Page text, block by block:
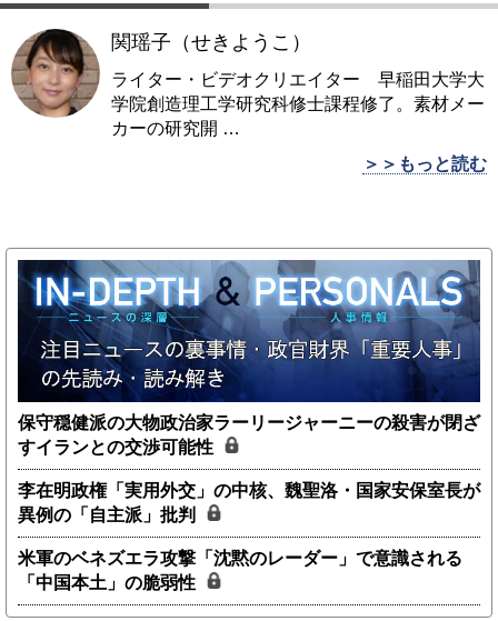
関瑶子（せきようこ）
ライター・ビデオクリエイター 早稲田大学大
学院創造理工学研究科修士課程修了。素材メー
カーの研究開 …
＞＞もっと読む
保守穏健派の大物政治家ラーリージャーニーの殺害が閉ざ
すイランとの交渉可能性
李在明政権「実用外交」の中核、魏聖洛・国家安保室長が
異例の「自主派」批判
米軍のベネズエラ攻撃「沈黙のレーダー」で意識される
「中国本土」の脆弱性